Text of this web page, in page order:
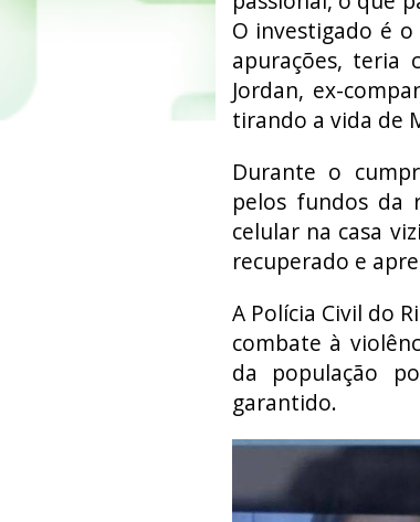
O investigado é
apurações, teria
Jordan, ex-
tirando a vida de
Durante o
pelos fundos da
celular na casa
recuperado e
A Polícia Civil do
combate à
da população
garantido.